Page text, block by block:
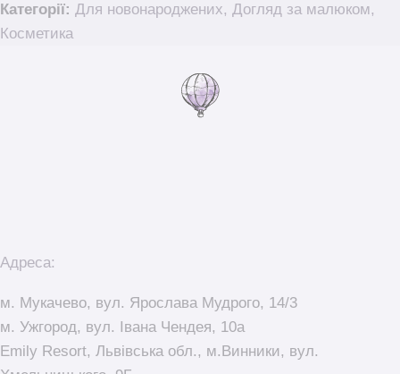
Категорії: Для новонароджених, Догляд за малюком,
Косметика
Адреса:
м. Мукачево, вул. Ярослава Мудрого, 14/3
м. Ужгород, вул. Івана Чендея, 10а
Emily Resort, Львівська обл., м.Винники, вул.